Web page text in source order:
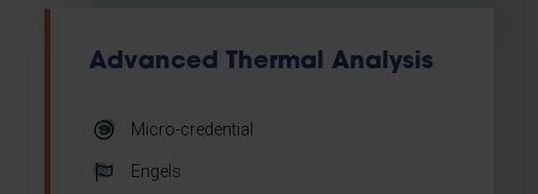
Advanced Thermal Analysis
Micro-credential
Engels